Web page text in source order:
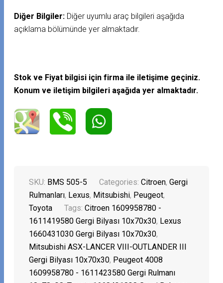
Diğer Bilgiler: Diğer uyumlu araç bilgileri aşağıda
açıklama bölümünde yer almaktadır.
Stok ve Fiyat bilgisi için firma ile iletişime geçiniz.
Konum ve iletişim bilgileri aşağıda yer almaktadır.
SKU: BMS 505-5 Categories:Citroen,Gergi
Rulmanları, Lexus, Mitsubishi, Peugeot,
Toyota
Tags:Citroen 1609958780 -
1611419580 Gergi Bilyası 10x70x30, Lexus
1660431030 Gergi Bilyası 10x70x30,
Mitsubishi ASX-LANCER VIII-OUTLANDER III
Gergi Bilyası 10x70x30, Peugeot 4008
1609958780 - 1611423580 Gergi Rulmanı